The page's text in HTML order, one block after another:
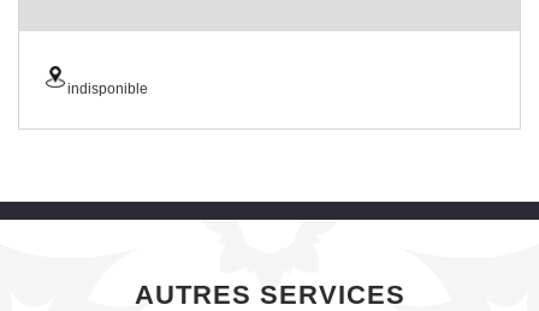
indisponible
AUTRES SERVICES